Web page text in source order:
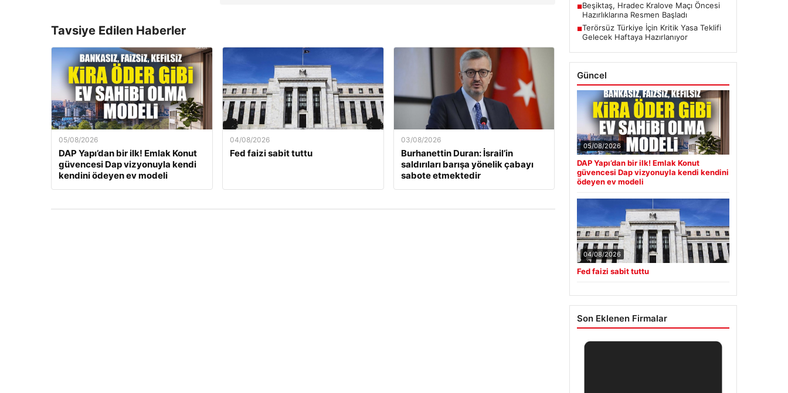
Tavsiye Edilen Haberler
05/08/2026
DAP Yapı’dan bir ilk! Emlak Konut
güvencesi Dap vizyonuyla kendi
kendini ödeyen ev modeli
04/08/2026
Fed faizi sabit tuttu
03/08/2026
Burhanettin Duran: İsrail’in
saldırıları barışa yönelik çabayı
sabote etmektedir
■Beşiktaş, Hradec Kralove Maçı Öncesi
Hazırlıklarına Resmen Başladı
■Terörsüz Türkiye İçin Kritik Yasa Teklifi
Gelecek Haftaya Hazırlanıyor
Güncel
05/08/2026
DAP Yapı’dan bir ilk! Emlak Konut
güvencesi Dap vizyonuyla kendi kendini
ödeyen ev modeli
04/08/2026
Fed faizi sabit tuttu
Son Eklenen Firmalar